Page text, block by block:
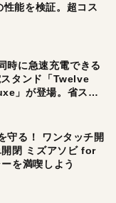
能を検証。超コス
に急速充電できる
タンド「Twelve
」が登場。省スペ
たい人にオスス
守る！ ワンタッチ開
開閉 ミズアソビ for
を満喫しよう